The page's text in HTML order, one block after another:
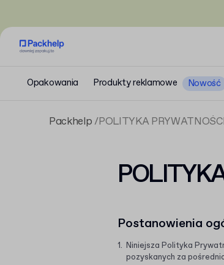
Opakowania Produkty reklamowe Nowość
Packhelp POLITYKA
Postanowienia
Niniejsza Polityka
pozyskanych za